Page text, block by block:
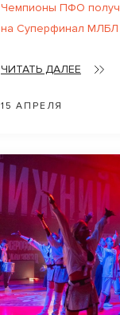
Чемпионы ПФО
на Суперфинал МЛБЛ
ЧИТАТЬ ДАЛЕЕ
15 АПРЕЛЯ